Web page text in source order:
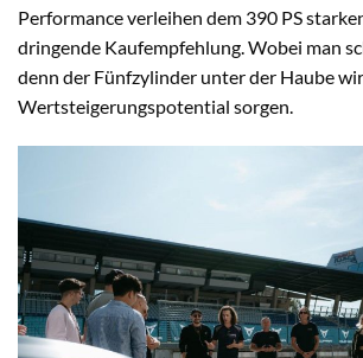
Performance verleihen dem 390 PS
dringende Kaufempfehlung. Wobei man
denn der Fünfzylinder unter der Haube
Wertsteigerungspotential sorgen.